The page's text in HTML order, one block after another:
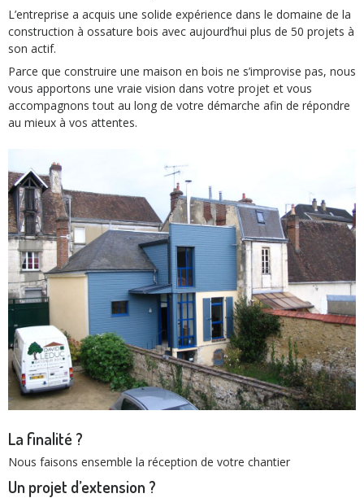
L’entreprise a acquis une solide expérience dans le domaine de la
construction à ossature bois avec aujourd’hui plus de 50 projets à
son actif.
Parce que construire une maison en bois ne s’improvise pas, nous
vous apportons une vraie vision dans votre projet et vous
accompagnons tout au long de votre démarche afin de répondre
au mieux à vos attentes.
La finalité ?
Nous faisons ensemble la réception de votre chantier
Un projet d’extension ?